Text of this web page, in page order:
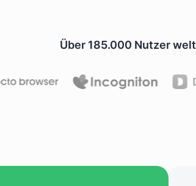
Über 185.000 Nutzer